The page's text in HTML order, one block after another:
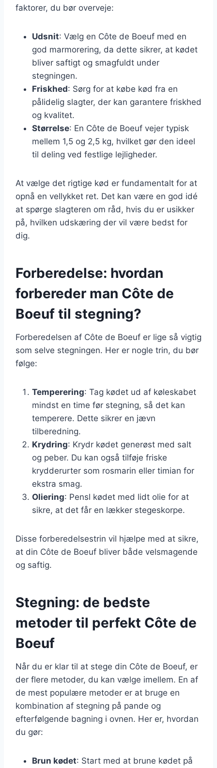
faktorer, du bør overveje:
Udsnit: Vælg en Côte de Boeuf med en
god marmorering, da dette sikrer, at kødet
bliver saftigt og smagfuldt under
stegningen.
Friskhed: Sørg for at købe kød fra en
pålidelig slagter, der kan garantere friskhed
og kvalitet.
Størrelse: En Côte de Boeuf vejer typisk
mellem 1,5 og 2,5 kg, hvilket gør den ideel
til deling ved festlige lejligheder.
At vælge det rigtige kød er fundamentalt for at
opnå en vellykket ret. Det kan være en god idé
at spørge slagteren om råd, hvis du er usikker
på, hvilken udskæring der vil være bedst for
dig.
Forberedelse: hvordan
forbereder man Côte de
Boeuf til stegning?
Forberedelsen af Côte de Boeuf er lige så vigtig
som selve stegningen. Her er nogle trin, du bør
følge:
Temperering: Tag kødet ud af køleskabet
mindst en time før stegning, så det kan
temperere. Dette sikrer en jævn
tilberedning.
Krydring: Krydr kødet generøst med salt
og peber. Du kan også tilføje friske
krydderurter som rosmarin eller timian for
ekstra smag.
Oliering: Pensl kødet med lidt olie for at
sikre, at det får en lækker stegeskorpe.
Disse forberedelsestrin vil hjælpe med at sikre,
at din Côte de Boeuf bliver både velsmagende
og saftig.
Stegning: de bedste
metoder til perfekt Côte de
Boeuf
Når du er klar til at stege din Côte de Boeuf, er
der flere metoder, du kan vælge imellem. En af
de mest populære metoder er at bruge en
kombination af stegning på pande og
efterfølgende bagning i ovnen. Her er, hvordan
du gør:
Brun kødet: Start med at brune kødet på